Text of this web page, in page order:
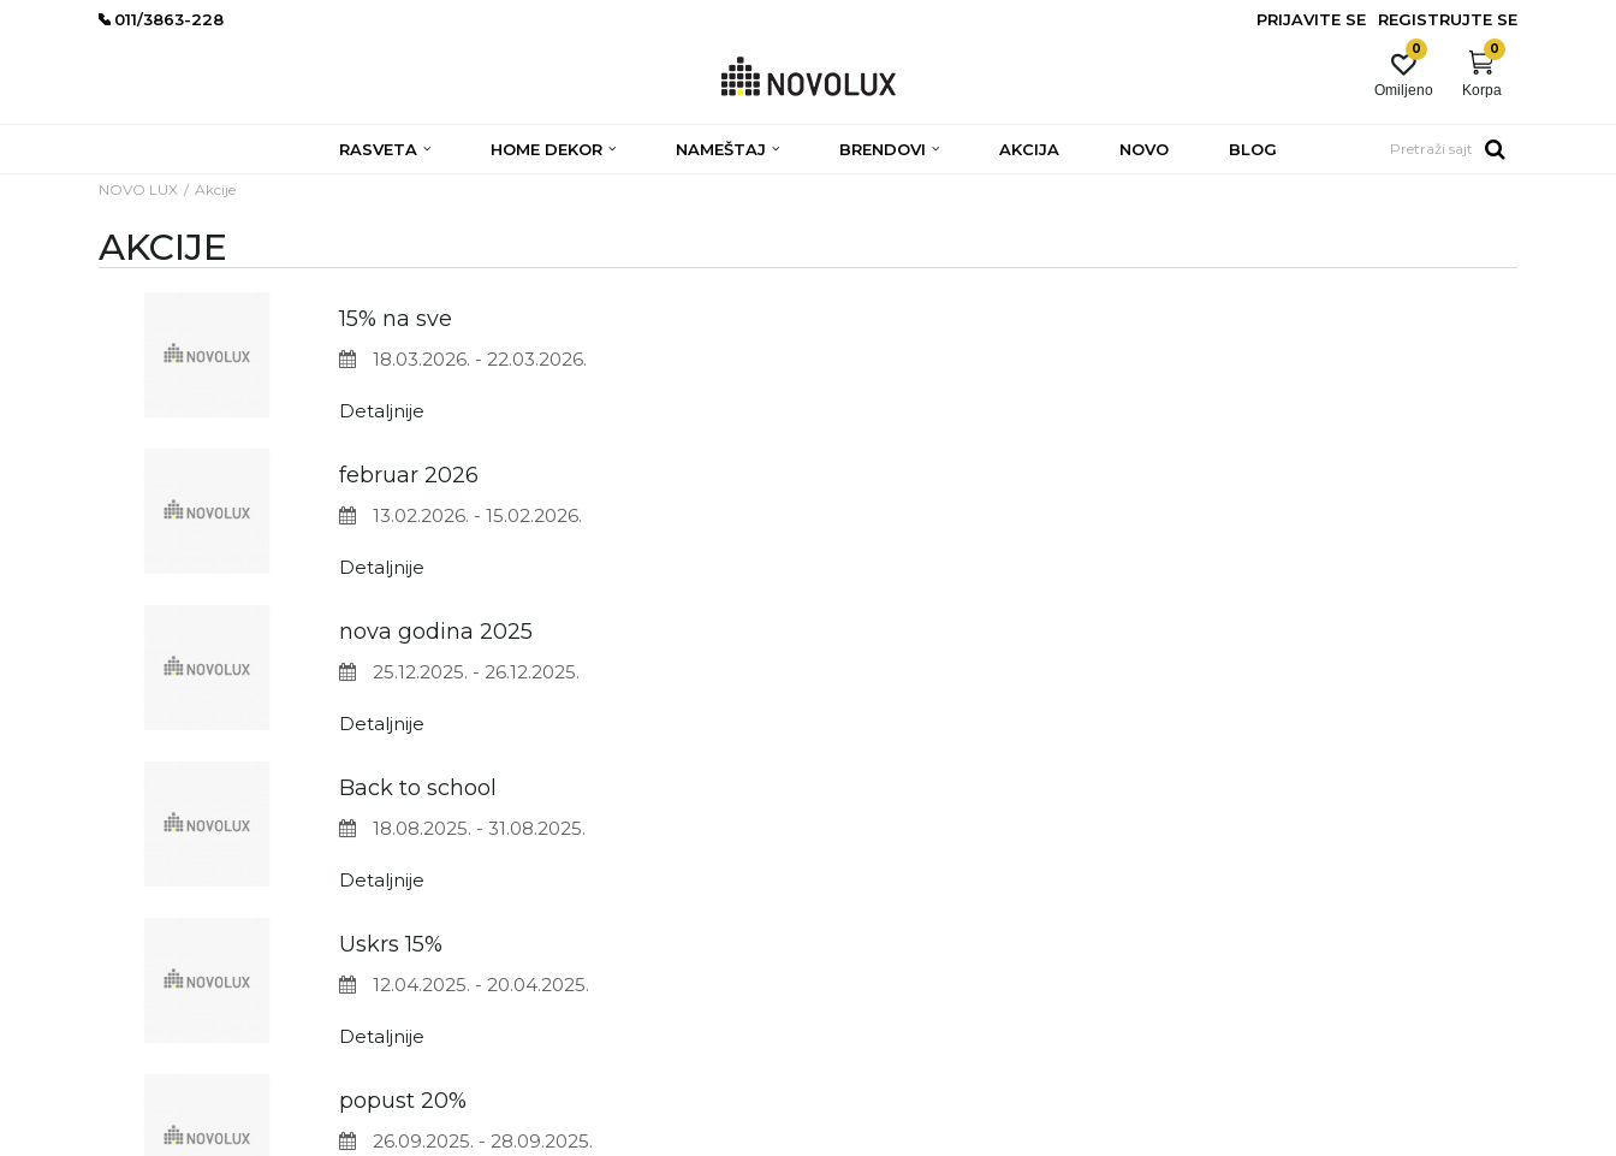
011/3863-228 PRIJAVITE SE REGISTRUJTE SE
Korpa
0
Omiljeno
0
RASVETA HOME DEKOR NAMEŠTAJ BRENDOVI AKCIJA NOVO BLOG Pretraži sajt
NOVO LUX Akcije
AKCIJE
15% na sve
18.03.2026. - 22.03.2026.
Detaljnije
februar 2026
13.02.2026. - 15.02.2026.
Detaljnije
nova godina 2025
25.12.2025. - 26.12.2025.
Detaljnije
Back to school
18.08.2025. - 31.08.2025.
Detaljnije
Uskrs 15%
12.04.2025. - 20.04.2025.
Detaljnije
popust 20%
26.09.2025. - 28.09.2025.